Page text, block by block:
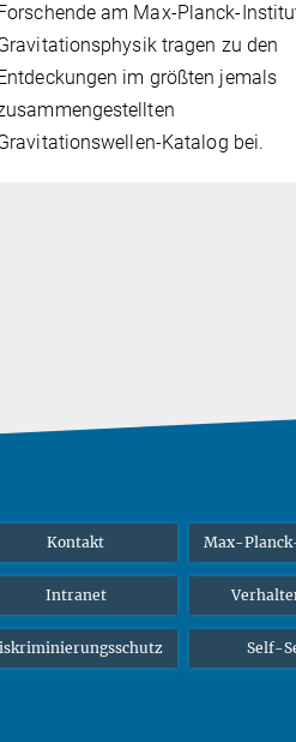
Forschende am Max-Planck-
tragen zu den
Entdeckungen im größten jemals
Katalog bei.
Kontakt Max-
Intranet
Self-